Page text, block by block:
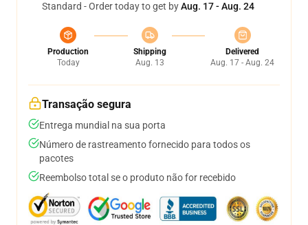
Standard - Order today to get byAug. 17 - Aug. 24
Production
Today
Shipping
Aug. 13
Delivered
Aug. 17 - Aug. 24
Transação segura
Entrega mundial na sua porta
Número de rastreamento fornecido para todos os
pacotes
Reembolso total se o produto não for recebido